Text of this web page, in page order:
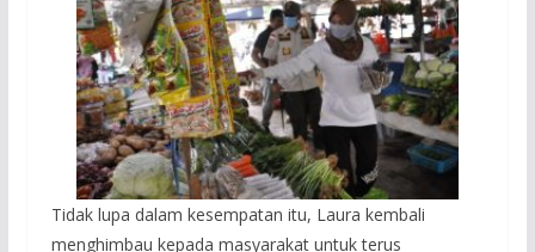
Tidak lupa dalam kesempatan itu, Laura kembali
menghimbau kepada masyarakat untuk terus